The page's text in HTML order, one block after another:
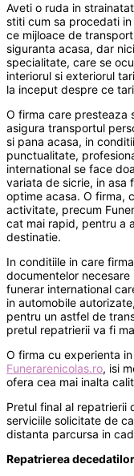
Aveti o ruda in
stiti cum sa procedati
ce mijloace de
siguranta acasa, dar
specialitate, care se
interiorul si exteriorul
la inceput despre ce
O firma care presteaza
asigura transportul
si pana acasa, in
punctualitate,
international se face
variata de sicrie, in asa
optime acasa. O firma,
activitate, precum
cat mai rapid, pentru a
destinatie.
In conditiile in care
documentelor
funerar international
in automobile
pentru un astfel de
pretul repatrierii va fi
O firma cu experienta
Funerarenicolas.ro, isi
ofera cea mai inalta
Pretul final al
serviciile solicitate de
distanta parcursa in
Repatrierea